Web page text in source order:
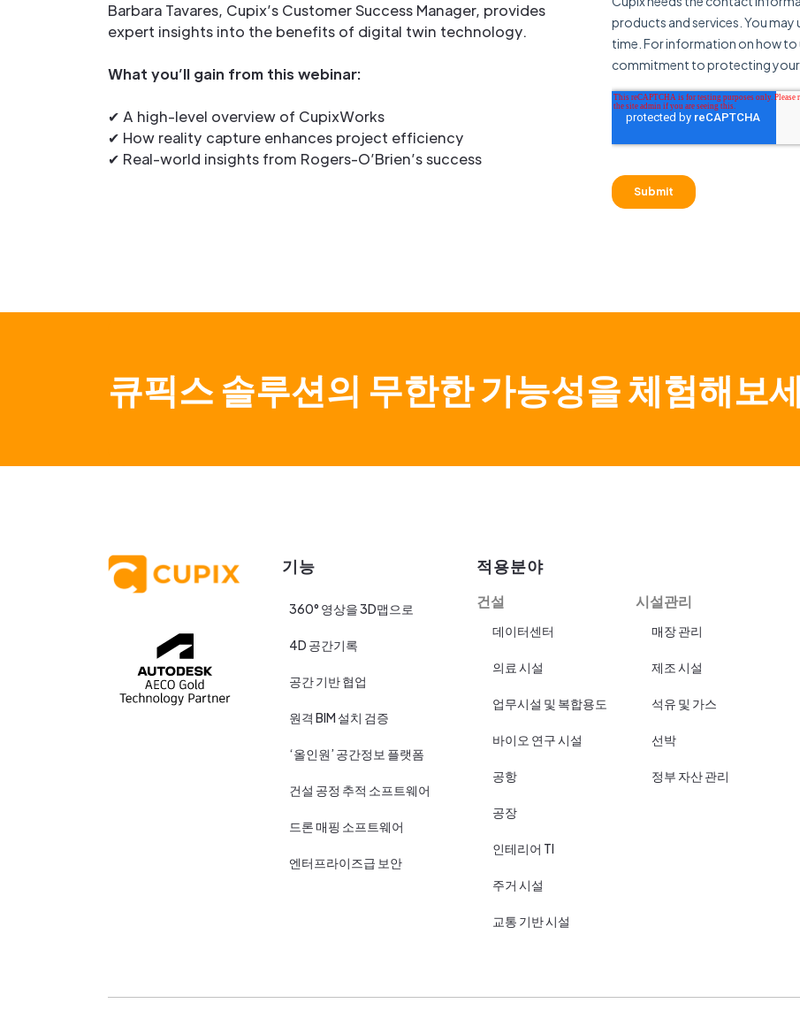
Barbara Tavares, Cupix’s Customer Success Manager, provides
expert insights into the benefits of digital twin technology.
What you’ll gain from this webinar:
✔ A high-level overview of CupixWorks
✔ How reality capture enhances project efficiency
✔ Real-world insights from Rogers-O’Brien’s success
큐픽스 솔루션의 무한한 가능성을 체험해보
기능
360° 영상을 3D맵으로
4D 공간기록
공간 기반 협업
원격 BIM 설치 검증
‘올인원’ 공간정보 플랫폼
건설 공정 추적 소프트웨어
드론 매핑 소프트웨어
엔터프라이즈급 보안
적용분야
건설
데이터센터
의료 시설
업무시설 및 복합용도
바이오 연구 시설
공항
공장
인테리어 TI
주거 시설
교통 기반 시설
시설관리
매장 관리
제조 시설
석유 및 가스
선박
정부 자산 관리